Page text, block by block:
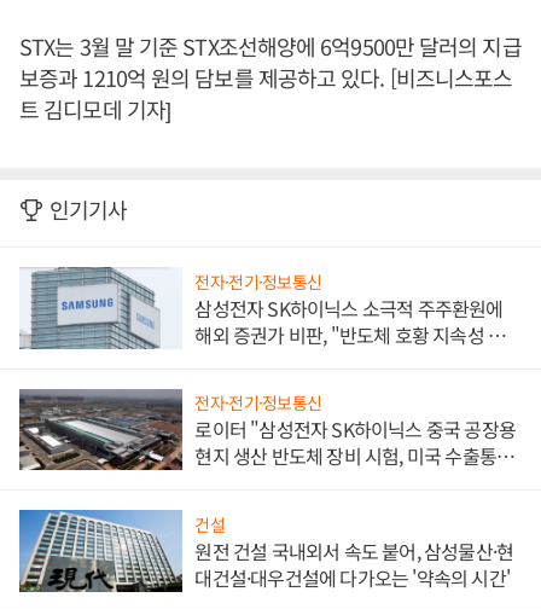
STX는 3월 말 기준 STX조선해양에 6억9500만 달러의 지급
보증과 1210억 원의 담보를 제공하고 있다. [비즈니스포스
트 김디모데 기자]
인기기사
전자·전기·정보통신
삼성전자 SK하이닉스 소극적 주주환원에
해외 증권가 비판, "반도체 호황 지속성 의
전자·전기·정보통신
로이터 "삼성전자 SK하이닉스 중국 공장용
현지 생산 반도체 장비 시험, 미국 수출통제
건설
원전 건설 국내외서 속도 붙어, 삼성물산·현
대건설·대우건설에 다가오는 '약속의 시간'